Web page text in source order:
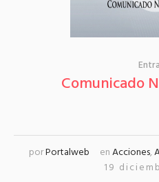
Comunicado
porPortalweb enAcciones,
19